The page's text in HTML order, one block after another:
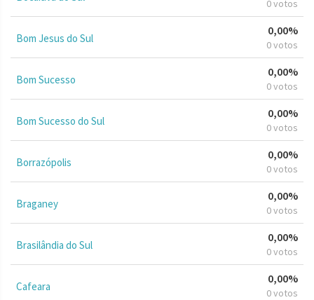
0 votos
Bom Jesus do Sul
0,00%
0 votos
Bom Sucesso
0,00%
0 votos
Bom Sucesso do Sul
0,00%
0 votos
Borrazópolis
0,00%
0 votos
Braganey
0,00%
0 votos
Brasilândia do Sul
0,00%
0 votos
Cafeara
0,00%
0 votos